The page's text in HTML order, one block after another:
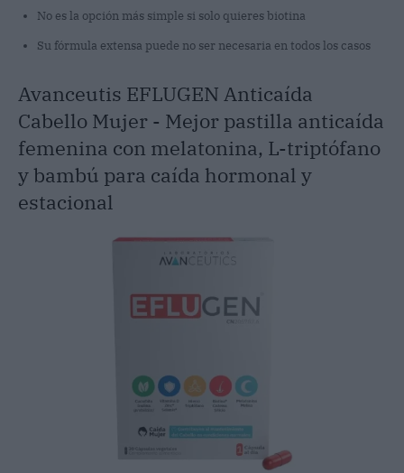
No es la opción más simple si solo quieres biotina
Su fórmula extensa puede no ser necesaria en todos los casos
Avanceutis EFLUGEN Anticaída
Cabello Mujer - Mejor pastilla anticaída
femenina con melatonina, L-triptófano
y bambú para caída hormonal y
estacional